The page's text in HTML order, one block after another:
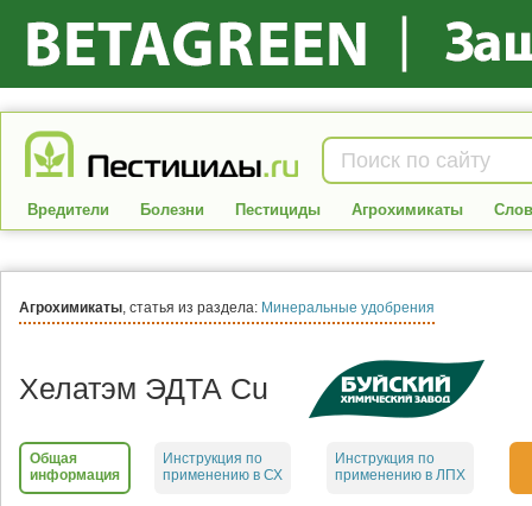
Вредители Болезни Пестициды Агрохимикаты
Агрохимикаты, статья из раздела: Минеральные удобрения
Хелатэм ЭДТА Сu
Общая
информация
Инструкция по
применению в СХ
Инструкция по
применению в ЛПХ